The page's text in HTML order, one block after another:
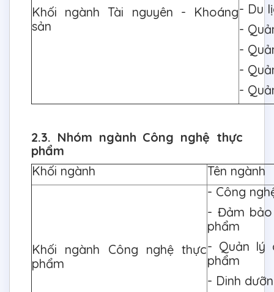
Khối ngành Tài nguyên - Khoáng
sản
- Du
-
-
-
-
2.3. Nhóm ngành Công nghệ thực
phẩm
Khối ngành
Tên ngành
Khối ngành Công nghệ thực
phẩm
- Công
- Đảm
phẩm
- Quản lý
phẩm
- Dinh